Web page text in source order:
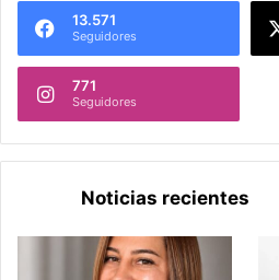
13.571
Seguidores
771
Seguidores
Noticias recientes